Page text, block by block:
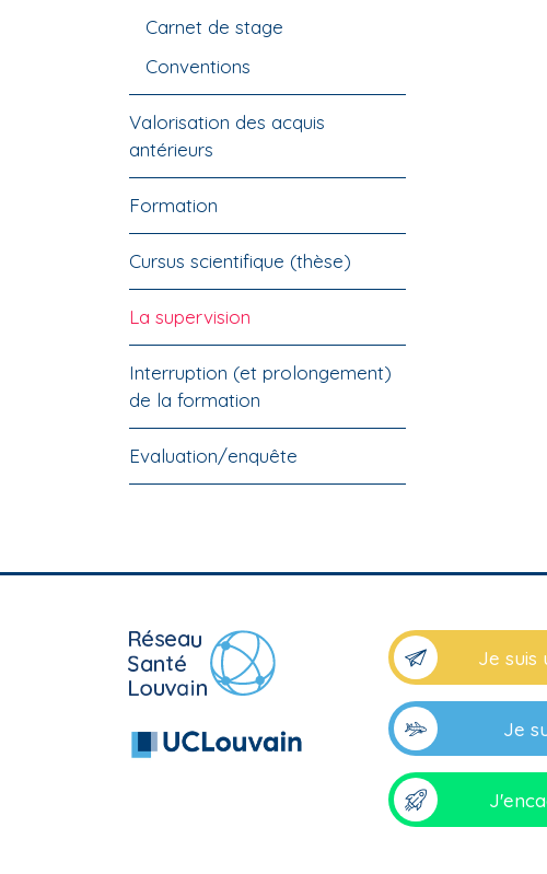
Carnet de stage
Conventions
Valorisation des acquis
antérieurs
Formation
Cursus scientifique (thèse)
La supervision
Interruption (et prolongement)
de la formation
Evaluation/enquête
Je suis
Je